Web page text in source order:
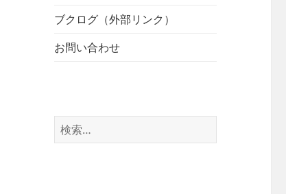
ブクログ（外部リンク）
お問い合わせ
検
索: